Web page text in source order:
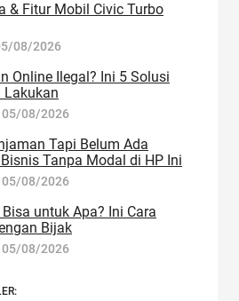
& Fitur Mobil Civic Turbo
08/2026
Online Ilegal? Ini 5 Solusi
Lakukan
05/08/2026
Tapi Belum Ada
Tanpa Modal di HP Ini
05/08/2026
untuk Apa? Ini Cara
Bijak
05/08/2026